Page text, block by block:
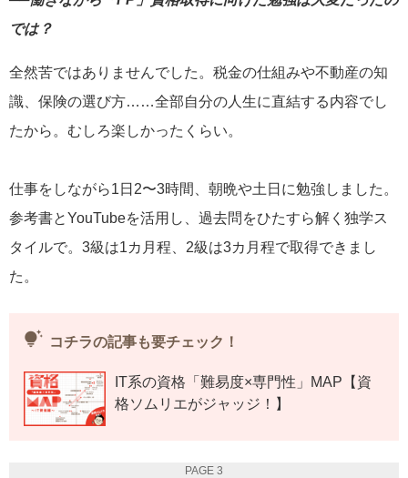
では？
全然苦ではありませんでした。税金の仕組みや不動産の知
識、保険の選び方……全部自分の人生に直結する内容でし
たから。むしろ楽しかったくらい。
仕事をしながら1日2〜3時間、朝晩や土日に勉強しました。
参考書とYouTubeを活用し、過去問をひたすら解く独学ス
タイルで。3級は1カ月程、2級は3カ月程で取得できまし
た。
tips_and_updates コチラの記事も要チェック！
IT系の資格「難易度×専門性」MAP【資
格ソムリエがジャッジ！】
PAGE 3